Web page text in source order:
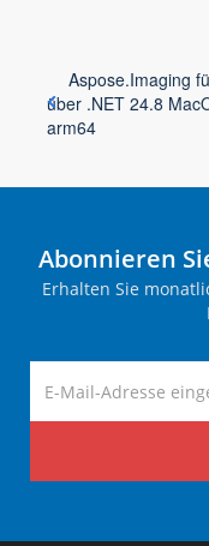
Aspose.Imaging
über .NET 24.8
arm64
Abonnieren
Erhalten Sie